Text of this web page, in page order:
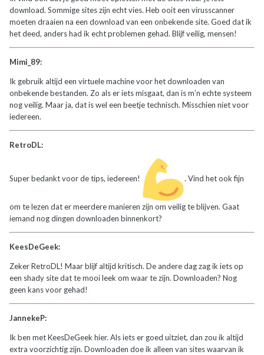
download. Sommige sites zijn echt vies. Heb ooit een virusscanner
moeten draaien na een download van een onbekende site. Goed dat ik
het deed, anders had ik echt problemen gehad. Blijf veilig, mensen!
Mimi_89:
Ik gebruik altijd een virtuele machine voor het downloaden van
onbekende bestanden. Zo als er iets misgaat, dan is m’n echte systeem
nog veilig. Maar ja, dat is wel een beetje technisch. Misschien niet voor
iedereen.
RetroDL:
Super bedankt voor de tips, iedereen! . Vind het ook fijn
om te lezen dat er meerdere manieren zijn om veilig te blijven. Gaat
iemand nog dingen downloaden binnenkort?
KeesDeGeek:
Zeker RetroDL! Maar blijf altijd kritisch. De andere dag zag ik iets op
een shady site dat te mooi leek om waar te zijn. Downloaden? Nog
geen kans voor gehad!
JannekeP:
Ik ben met KeesDeGeek hier. Als iets er goed uitziet, dan zou ik altijd
extra voorzichtig zijn. Downloaden doe ik alleen van sites waarvan ik